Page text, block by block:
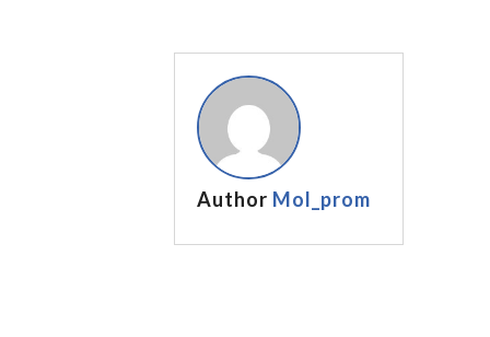
Author Mol_prom